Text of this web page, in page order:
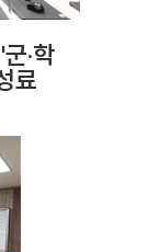
·학
료